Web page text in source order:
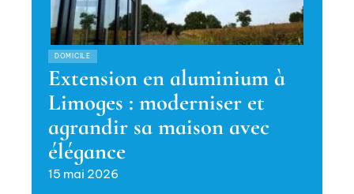
DOMICILE
Extension en aluminium à
Limoges : moderniser et
agrandir sa maison avec
élégance
15 mai 2026